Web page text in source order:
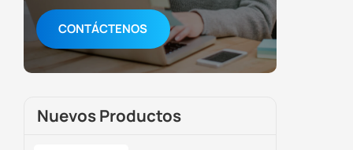
CONTÁCTENOS
Nuevos Productos